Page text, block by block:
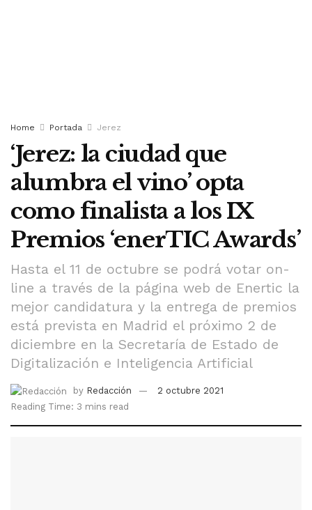
Home Portada Jerez
‘Jerez: la ciudad que
alumbra el vino’ opta
como finalista a los IX
Premios ‘enerTIC Awards’
Hasta el 11 de octubre se podrá votar on-
line a través de la página web de Enertic la
mejor candidatura y la entrega de premios
está prevista en Madrid el próximo 2 de
diciembre en la Secretaría de Estado de
Digitalización e Inteligencia Artificial
by Redacción
2 octubre 2021
Reading Time: 3 mins read